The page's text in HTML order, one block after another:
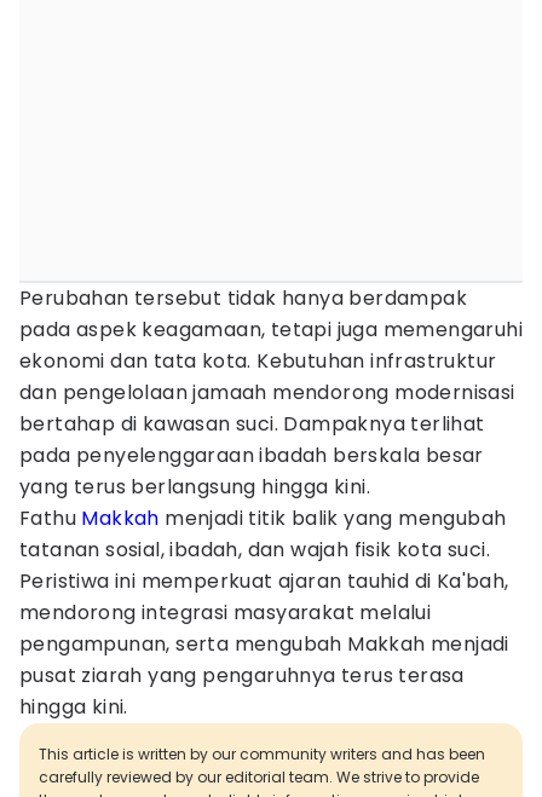
Perubahan tersebut tidak hanya berdampak
pada aspek keagamaan, tetapi juga memengaruhi
ekonomi dan tata kota. Kebutuhan infrastruktur
dan pengelolaan jamaah mendorong modernisasi
bertahap di kawasan suci. Dampaknya terlihat
pada penyelenggaraan ibadah berskala besar
yang terus berlangsung hingga kini.
Fathu Makkah menjadi titik balik yang mengubah
tatanan sosial, ibadah, dan wajah fisik kota suci.
Peristiwa ini memperkuat ajaran tauhid di Ka'bah,
mendorong integrasi masyarakat melalui
pengampunan, serta mengubah Makkah menjadi
pusat ziarah yang pengaruhnya terus terasa
hingga kini.
This article is written by our community writers and has been
carefully reviewed by our editorial team. We strive to provide